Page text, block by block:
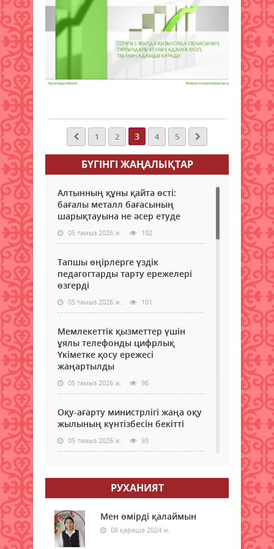
...
маусым
0
Толығырақ
1 2 3 4 5
БҮГІНГI ЖАҢАЛЫҚТАР
Алтынның құны қайта өсті:
бағалы металл бағасының
шарықтауына не әсер етуде
05 тамыз 2026 ж. 102
Тапшы өңірлерге үздік
педагогтарды тарту ережелері
өзгерді
05 тамыз 2026 ж. 101
Мемлекеттік қызметтер үшін
ұялы телефонды цифрлық
Үкіметке қосу ережесі
жаңартылды
05 тамыз 2026 ж. 96
Оқу-ағарту министрлігі жаңа оқу
жылының күнтізбесін бекітті
05 тамыз 2026 ж. 93
күшейеді: төлемдерге цифрлық
қадағалау жүйесі енгізілмек
05 тамыз 2026 ж.
Донор мен реципиенттің
РУХАНИЯТ
Мен өмірді қалаймын
08 қараша 2024 ж.